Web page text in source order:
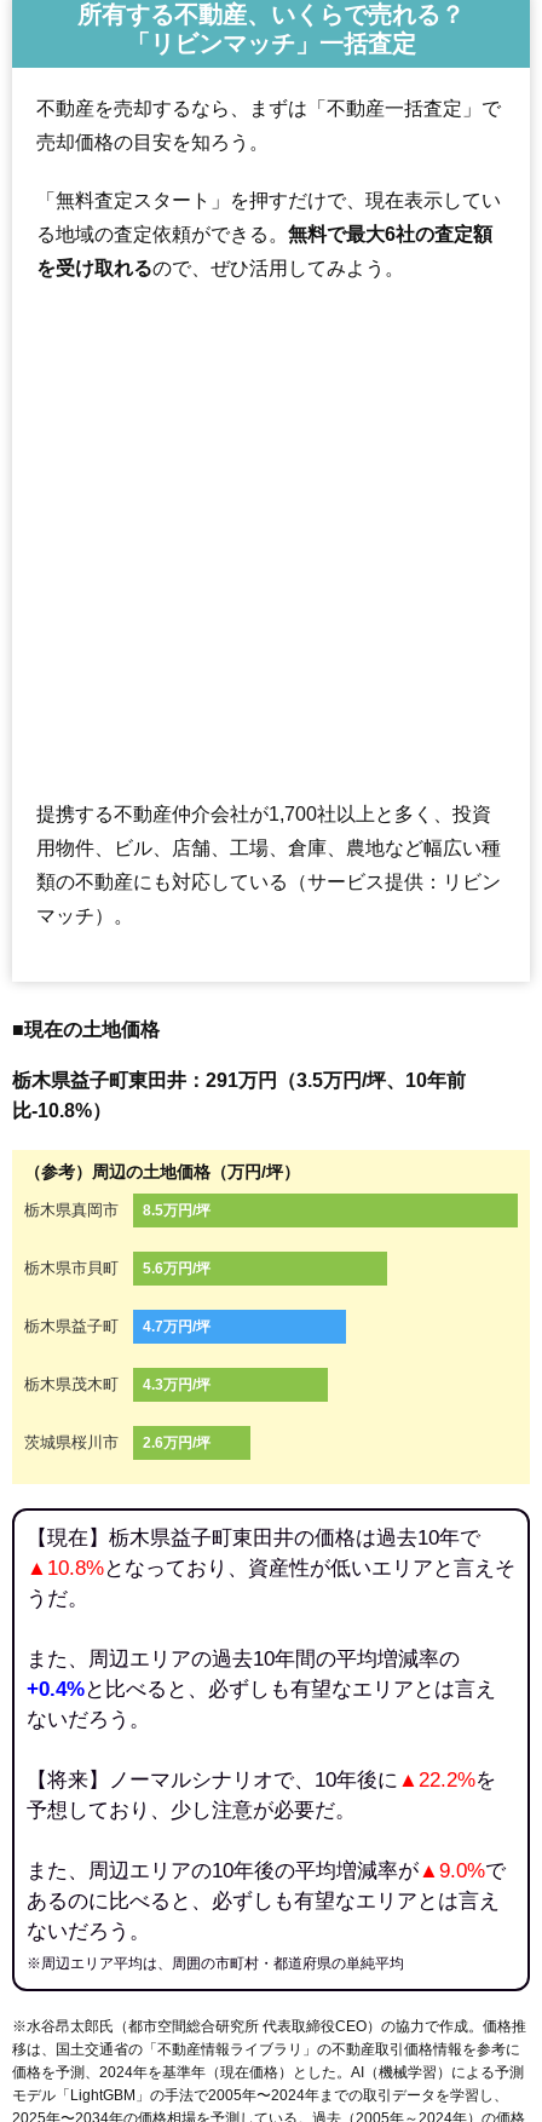
所有する不動産、いくらで売れる？
「リビンマッチ」一括査定
不動産を売却するなら、まずは「不動産一括査定」で
売却価格の目安を知ろう。
「無料査定スタート」を押すだけで、現在表示してい
る地域の査定依頼ができる。 無料で最大6社の査定額
を受け取れるので、ぜひ活用してみよう。
提携する不動産仲介会社が1,700社以上と多く、投資
用物件、ビル、店舗、工場、倉庫、農地など幅広い種
類の不動産にも対応している（サービス提供：リビン
マッチ）。
■現在の土地価格
栃木県益子町東田井：291万円（3.5万円/坪、10年前
比-10.8%）
（参考）周辺の土地価格（万円/坪）
栃木県真岡市 8.5万円/坪
栃木県市貝町 5.6万円/坪
栃木県益子町 4.7万円/坪
栃木県茂木町 4.3万円/坪
茨城県桜川市 2.6万円/坪
【現在】栃木県益子町東田井の価格は過去10年で
▲10.8%となっており、資産性が低いエリアと言えそ
うだ。
また、周辺エリアの過去10年間の平均増減率の
+0.4%と比べると、必ずしも有望なエリアとは言え
ないだろう。
【将来】ノーマルシナリオで、10年後に ▲22.2%を
予想しており、少し注意が必要だ。
また、周辺エリアの10年後の平均増減率が▲9.0%で
あるのに比べると、必ずしも有望なエリアとは言え
ないだろう。
※周辺エリア平均は、周囲の市町村・都道府県の単純平均
※水谷昂太郎氏（都市空間総合研究所 代表取締役CEO）の協力で作成。価格推
移は、国土交通省の「 不動産情報ライブラリ 」の不動産取引価格情報を参考に
価格を予測、2024年を基準年（現在価格）とした。AI（機械学習）による予測
モデル「LightGBM」の手法で2005年〜2024年までの取引データを学習し、